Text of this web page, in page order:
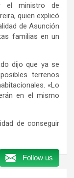
el ministro de
quien explicó
de Asunción
familias en un
dijo que ya se
terrenos
«Lo
en el mismo
de conseguir
Follow us